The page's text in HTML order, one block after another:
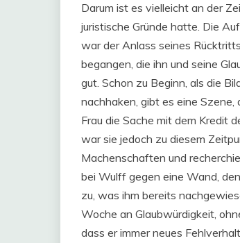
Darum ist es vielleicht an der
juristische Gründe hatte. Die
war der Anlass seines
begangen, die ihn und seine
gut. Schon zu Beginn, als die
nachhaken, gibt es eine
Frau die Sache mit dem Kredit
war sie jedoch zu diesem
Machenschaften und
bei Wulff gegen eine Wand,
zu, was ihm bereits
Woche an Glaubwürdigkeit,
dass er immer neues